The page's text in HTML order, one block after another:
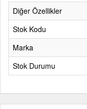
Diğer Özellikler
Stok Kodu
Marka
Stok Durumu